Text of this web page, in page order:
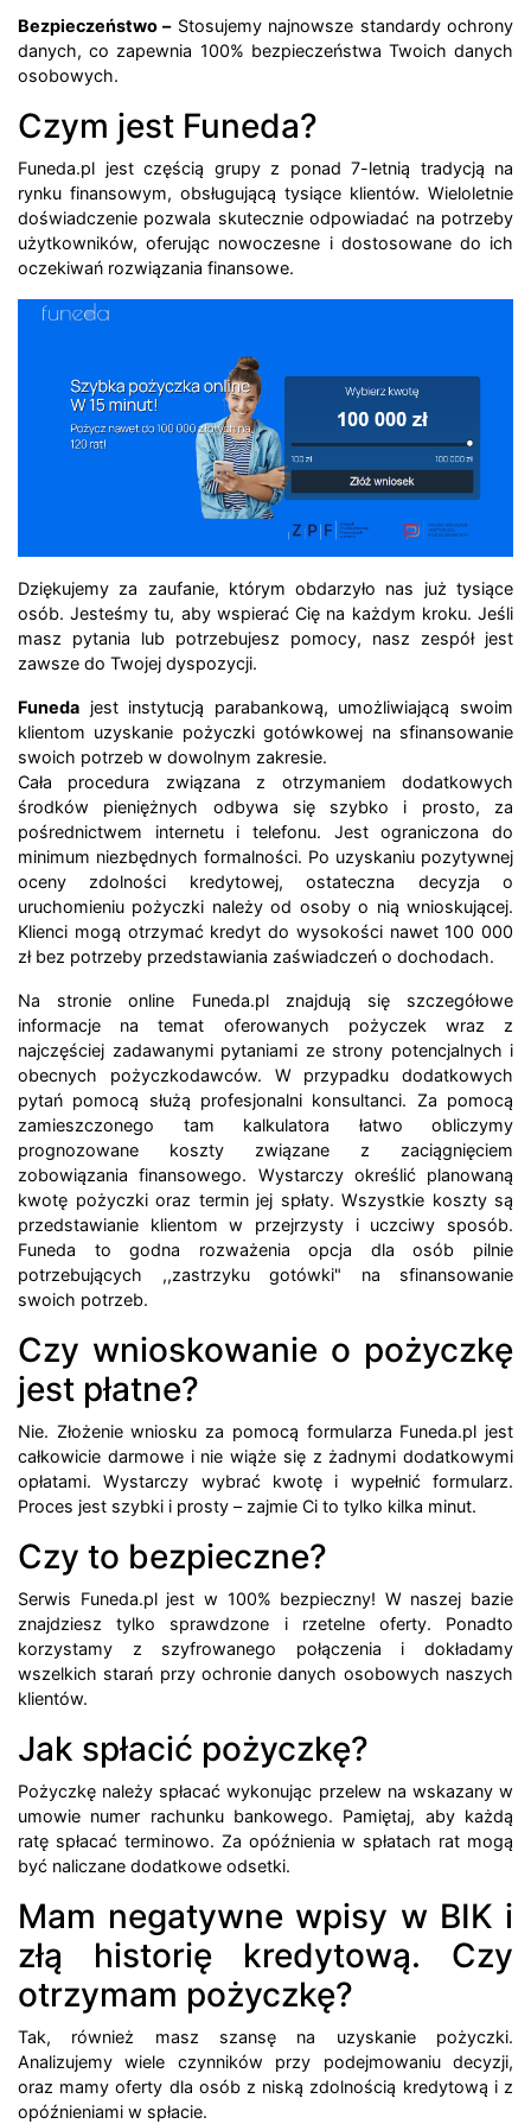
Bezpieczeństwo –Stosujemy najnowsze standardy ochrony
danych, co zapewnia 100% bezpieczeństwa Twoich danych
osobowych.
Czym jest Funeda?
Funeda.pl jest częścią grupy z ponad 7-letnią tradycją na
rynku finansowym, obsługującą tysiące klientów. Wieloletnie
doświadczenie pozwala skutecznie odpowiadać na potrzeby
użytkowników, oferując nowoczesne i dostosowane do ich
oczekiwań rozwiązania finansowe.
Dziękujemy za zaufanie, którym obdarzyło nas już tysiące
osób. Jesteśmy tu, aby wspierać Cię na każdym kroku. Jeśli
masz pytania lub potrzebujesz pomocy, nasz zespół jest
zawsze do Twojej dyspozycji.
Funeda jest instytucją parabankową, umożliwiającą swoim
klientom uzyskanie pożyczki gotówkowej na sfinansowanie
swoich potrzeb w dowolnym zakresie.
Cała procedura związana z otrzymaniem dodatkowych
środków pieniężnych odbywa się szybko i prosto, za
pośrednictwem internetu i telefonu. Jest ograniczona do
minimum niezbędnych formalności. Po uzyskaniu pozytywnej
oceny zdolności kredytowej, ostateczna decyzja o
uruchomieniu pożyczki należy od osoby o nią wnioskującej.
Klienci mogą otrzymać kredyt do wysokości nawet 100 000
zł bez potrzeby przedstawiania zaświadczeń o dochodach.
Na stronie online Funeda.pl znajdują się szczegółowe
informacje na temat oferowanych pożyczek wraz z
najczęściej zadawanymi pytaniami ze strony potencjalnych i
obecnych pożyczkodawców. W przypadku dodatkowych
pytań pomocą służą profesjonalni konsultanci. Za pomocą
zamieszczonego tam kalkulatora łatwo obliczymy
prognozowane koszty związane z zaciągnięciem
zobowiązania finansowego. Wystarczy określić planowaną
kwotę pożyczki oraz termin jej spłaty. Wszystkie koszty są
przedstawianie klientom w przejrzysty i uczciwy sposób.
Funeda to godna rozważenia opcja dla osób pilnie
potrzebujących ,,zastrzyku gotówki" na sfinansowanie
swoich potrzeb.
Czy wnioskowanie o pożyczkę
jest płatne?
Nie. Złożenie wniosku za pomocą formularza Funeda.pl jest
całkowicie darmowe i nie wiąże się z żadnymi dodatkowymi
opłatami. Wystarczy wybrać kwotę i wypełnić formularz.
Proces jest szybki i prosty – zajmie Ci to tylko kilka minut.
Czy to bezpieczne?
Serwis Funeda.pl jest w 100% bezpieczny! W naszej bazie
znajdziesz tylko sprawdzone i rzetelne oferty. Ponadto
korzystamy z szyfrowanego połączenia i dokładamy
wszelkich starań przy ochronie danych osobowych naszych
klientów.
Jak spłacić pożyczkę?
Pożyczkę należy spłacać wykonując przelew na wskazany w
umowie numer rachunku bankowego. Pamiętaj, aby każdą
ratę spłacać terminowo. Za opóźnienia w spłatach rat mogą
być naliczane dodatkowe odsetki.
Mam negatywne wpisy w BIK i
złą historię kredytową. Czy
otrzymam pożyczkę?
Tak, również masz szansę na uzyskanie pożyczki.
Analizujemy wiele czynników przy podejmowaniu decyzji,
oraz mamy oferty dla osób z niską zdolnością kredytową i z
opóźnieniami w spłacie.